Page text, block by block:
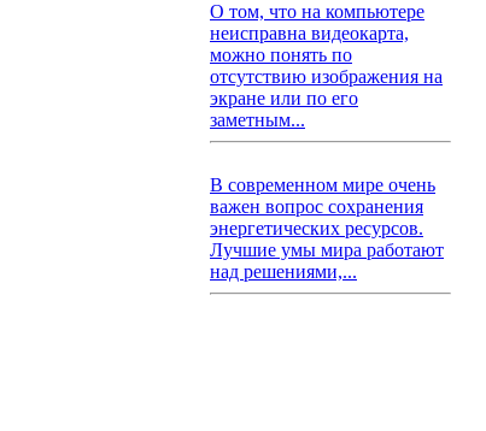
О том, что на компьютере
неисправна видеокарта,
можно понять по
отсутствию изображения на
экране или по его
заметным...
В современном мире очень
важен вопрос сохранения
энергетических ресурсов.
Лучшие умы мира работают
над решениями,...